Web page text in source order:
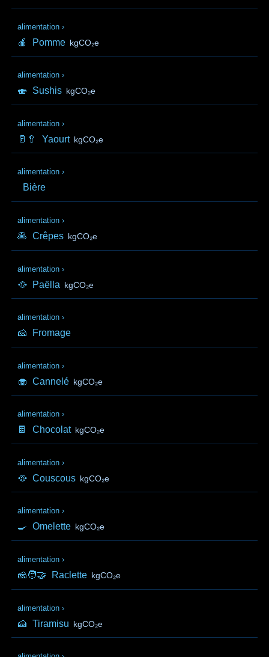
alimentation ›
🍎 Pomme kgCO₂e
alimentation ›
🍣 Sushis kgCO₂e
alimentation ›
🥛🥄 Yaourt kgCO₂e
alimentation ›
Bière
alimentation ›
🥞 Crêpes kgCO₂e
alimentation ›
🥘 Paëlla kgCO₂e
alimentation ›
🧀 Fromage
alimentation ›
🧁 Cannelé kgCO₂e
alimentation ›
🍫 Chocolat kgCO₂e
alimentation ›
🥘 Couscous kgCO₂e
alimentation ›
🍳 Omelette kgCO₂e
alimentation ›
🧀🧑‍🤝‍ Raclette kgCO₂e
alimentation ›
🍰 Tiramisu kgCO₂e